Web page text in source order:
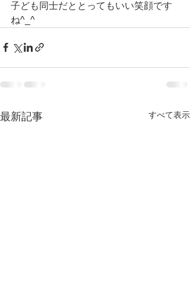
子ども同士だととってもいい笑顔です
ね^_^
最新記事 すべて表示